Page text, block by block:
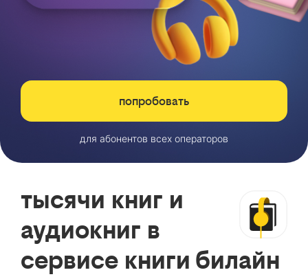
попробовать
для абонентов всех операторов
тысячи книг и
аудиокниг в
сервисе книги билайн